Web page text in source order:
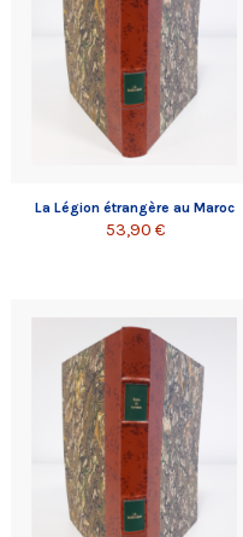
La Légion étrangère au Maroc
53,90 €